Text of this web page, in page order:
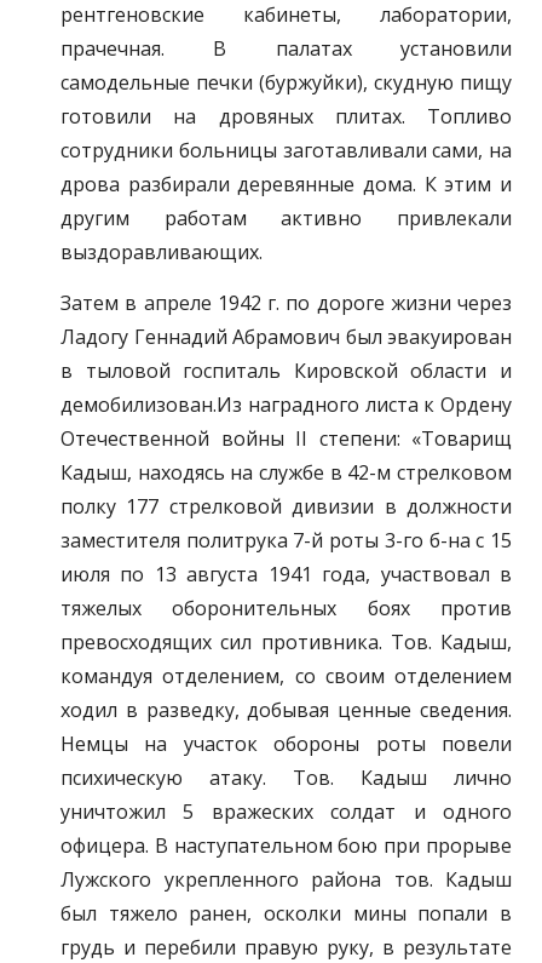
рентгеновские кабинеты, лаборатории,
прачечная. В палатах установили
самодельные печки (буржуйки), скудную пищу
готовили на дровяных плитах. Топливо
сотрудники больницы заготавливали сами, на
дрова разбирали деревянные дома. К этим и
другим работам активно привлекали
выздоравливающих.
Затем в апреле 1942 г. по дороге жизни через
Ладогу Геннадий Абрамович был эвакуирован
в тыловой госпиталь Кировской области и
демобилизован.Из наградного листа к Ордену
Отечественной войны II степени: «Товарищ
Кадыш, находясь на службе в 42-м стрелковом
полку 177 стрелковой дивизии в должности
заместителя политрука 7-й роты 3-го б-на с 15
июля по 13 августа 1941 года, участвовал в
тяжелых оборонительных боях против
превосходящих сил противника. Тов. Кадыш,
командуя отделением, со своим отделением
ходил в разведку, добывая ценные сведения.
Немцы на участок обороны роты повели
психическую атаку. Тов. Кадыш лично
уничтожил 5 вражеских солдат и одного
офицера. В наступательном бою при прорыве
Лужского укрепленного района тов. Кадыш
был тяжело ранен, осколки мины попали в
грудь и перебили правую руку, в результате